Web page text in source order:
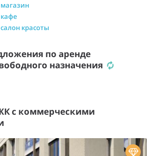
красоты
по аренде
назначения
с коммерческими